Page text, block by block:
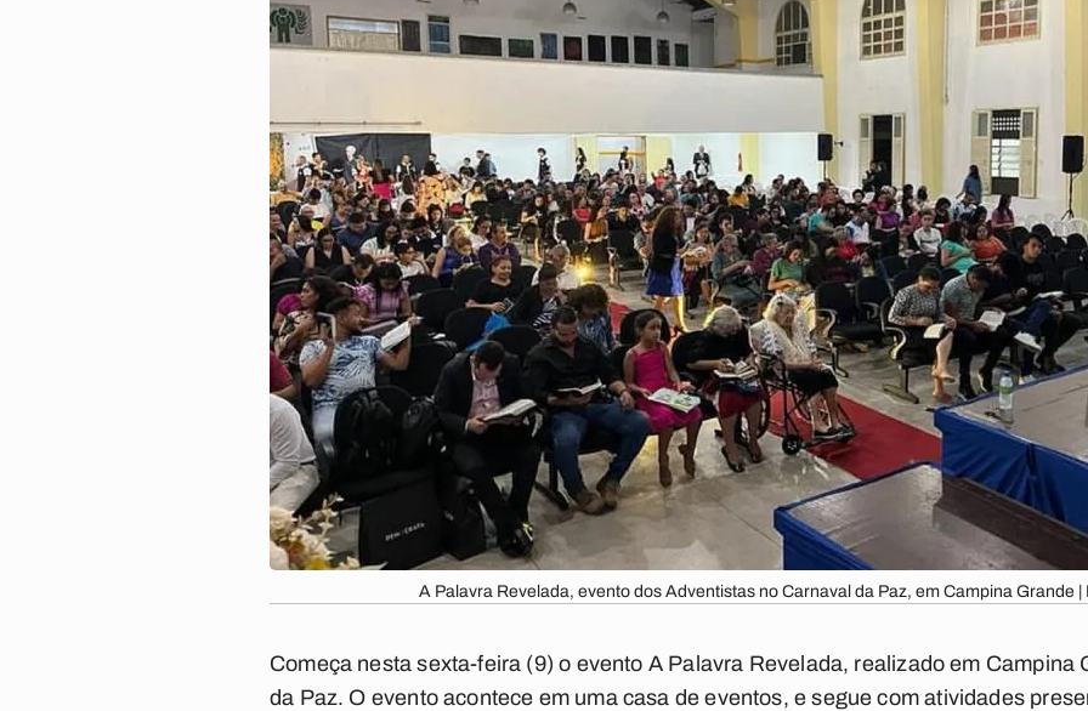
A Palavra Revelada, evento dos Adventistas no Carnaval da Paz, em Campina Grande |
Começa nesta sexta-feira (9) o evento A Palavra Revelada, realizado em Campina
da Paz. O evento acontece em uma casa de eventos, e segue com atividades